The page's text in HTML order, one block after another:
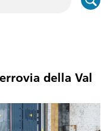
della Val